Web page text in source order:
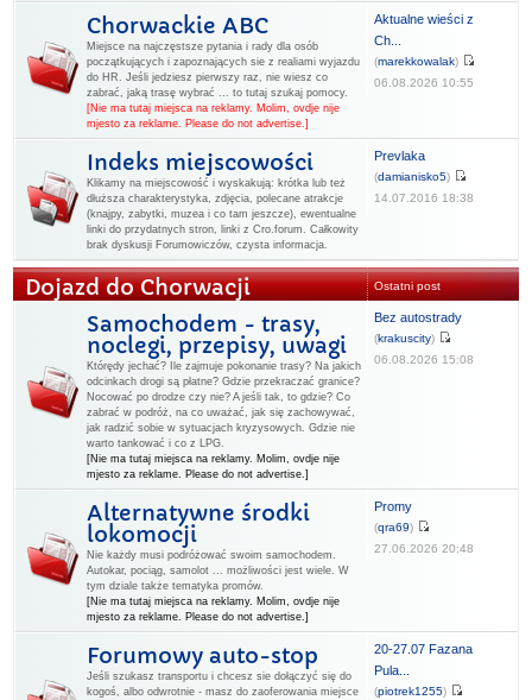
Chorwackie ABC
Miejsce na najczęstsze pytania i rady dla osób
początkujących i zapoznających sie z realiami wyjazdu
do HR. Jeśli jedziesz pierwszy raz, nie wiesz co
zabrać, jaką trasę wybrać ... to tutaj szukaj pomocy.
[Nie ma tutaj miejsca na reklamy. Molim, ovdje nije
mjesto za reklame. Please do not advertise.]
Aktualne wieści z
Ch...
(marekkowalak)
06.08.2026 10:55
Indeks miejscowości
Klikamy na miejscowość i wyskakują: krótka lub też
dłuższa charakterystyka, zdjęcia, polecane atrakcje
(knajpy, zabytki, muzea i co tam jeszcze), ewentualne
linki do przydatnych stron, linki z Cro.forum. Całkowity
brak dyskusji Forumowiczów, czysta informacja.
Prevlaka
(damianisko5)
14.07.2016 18:38
Dojazd do Chorwacji Ostatni post
Samochodem - trasy,
noclegi, przepisy, uwagi
Którędy jechać? Ile zajmuje pokonanie trasy? Na jakich
odcinkach drogi są płatne? Gdzie przekraczać granice?
Nocować po drodze czy nie? A jeśli tak, to gdzie? Co
zabrać w podróż, na co uważać, jak się zachowywać,
jak radzić sobie w sytuacjach kryzysowych. Gdzie nie
warto tankować i co z LPG.
[Nie ma tutaj miejsca na reklamy. Molim, ovdje nije
mjesto za reklame. Please do not advertise.]
Bez autostrady
(krakuscity)
06.08.2026 15:08
Alternatywne środki
lokomocji
Nie każdy musi podróżować swoim samochodem.
Autokar, pociąg, samolot ... możliwości jest wiele. W
tym dziale także tematyka promów.
[Nie ma tutaj miejsca na reklamy. Molim, ovdje nije
mjesto za reklame. Please do not advertise.]
Promy
(qra69)
27.06.2026 20:48
Forumowy auto-stop
Jeśli szukasz transportu i chcesz sie dołączyć się do
kogoś, albo odwrotnie - masz do zaoferowania miejsce
20-27.07 Fazana
Pula...
(piotrek1255)